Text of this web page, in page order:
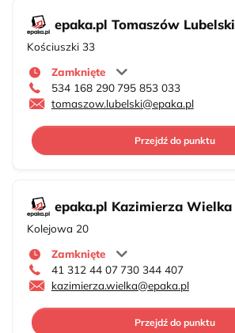
epaka.pl Tomaszów Lubelski
Kościuszki 33
Zamknięte
534 168 290 795 853 033
tomaszow.lubelski@epaka.pl
Przejdź do punktu
epaka.pl Kazimierza Wielka
Kolejowa 20
Zamknięte
41 312 44 07 730 344 407
kazimierza.wielka@epaka.pl
Przejdź do punktu